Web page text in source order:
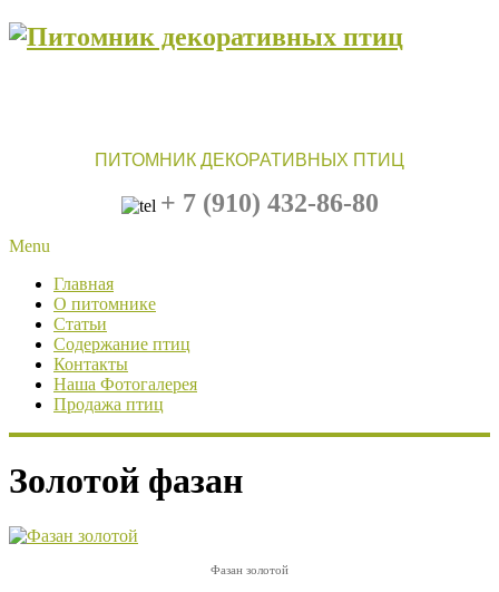
ПИТОМНИК ДЕКОРАТИВНЫХ ПТИЦ
+ 7 (910) 432-86-80
Menu
Главная
О питомнике
Статьи
Содержание птиц
Контакты
Наша Фотогалерея
Продажа птиц
Золотой фазан
Фазан золотой